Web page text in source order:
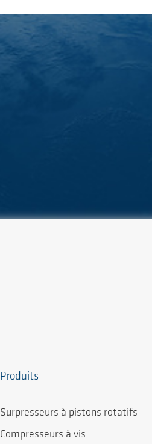
Produits
Surpresseurs à pistons rotatifs
Compresseurs à vis